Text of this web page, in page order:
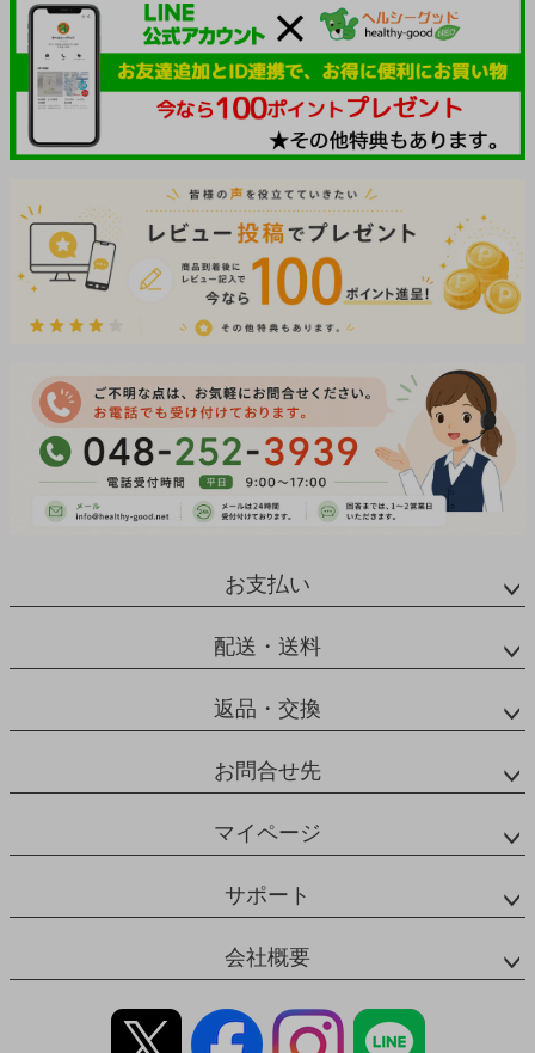
お支払い
配送・送料
返品・交換
お問合せ先
マイページ
サポート
会社概要